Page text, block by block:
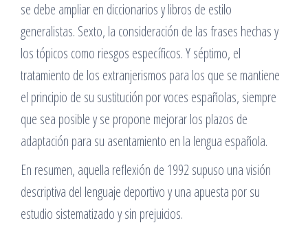
se debe ampliar en diccionarios y libros de estilo
generalistas. Sexto, la consideración de las frases hechas y
los tópicos como riesgos específicos. Y séptimo, el
tratamiento de los extranjerismos para los que se mantiene
el principio de su sustitución por voces españolas, siempre
que sea posible y se propone mejorar los plazos de
adaptación para su asentamiento en la lengua española.
En resumen, aquella reflexión de 1992 supuso una visión
descriptiva del lenguaje deportivo y una apuesta por su
estudio sistematizado y sin prejuicios.